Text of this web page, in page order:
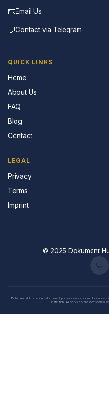
📧Email Us
💬Contact via Telegram
QUICK LINKS
Home
About Us
FAQ
Blog
Contact
LEGAL
Privacy
Terms
Imprint
© 2025 Dokument
Dokument Hub provides document preparation and consultation
institution. All services are confidential